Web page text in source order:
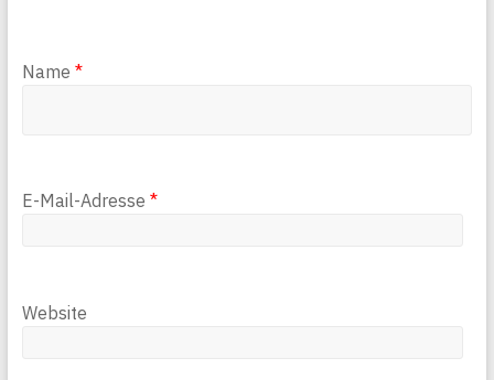
Name *
E-Mail-Adresse *
Website